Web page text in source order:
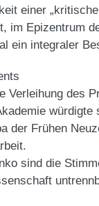
einer
im Epizentrum
ein integraler
Verleihung des
der Frühen
sind die